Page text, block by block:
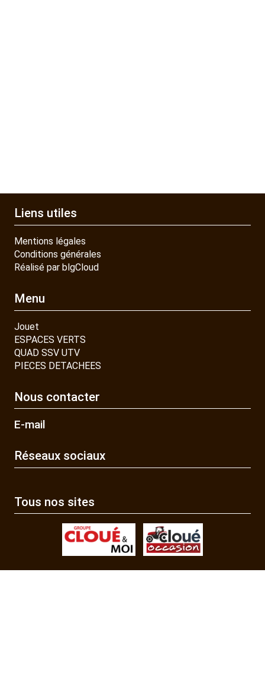
Liens utiles
Mentions légales
Conditions générales
Réalisé par blgCloud
Menu
Jouet
ESPACES VERTS
QUAD SSV UTV
PIECES DETACHEES
Nous contacter
E-mail
Réseaux sociaux
Tous nos sites